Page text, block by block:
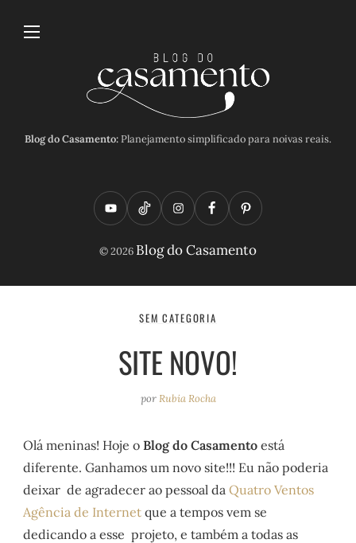
Blog do Casamento:Planejamento simplificado para noivas reais.
Y
o
t
T
i
t
o
I
n
t
a
r
F
a
e
b
o
P
i
t
© 2026 Blog do Casamento
SEM CATEGORIA
SITE NOVO!
porRubia Rocha
Olá meninas! Hoje o Blog do Casamento está
diferente. Ganhamos um novo site!!! Eu não poderia
deixar de agradecer ao pessoal daQuatro Ventos
Agência de Internet que a tempos vem se
dedicando a esse projeto, e também a todas as